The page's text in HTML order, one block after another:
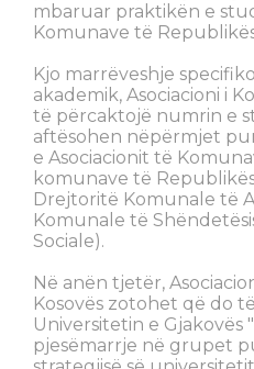
mbaruar praktikën e
Komunave të
Kjo marrëveshje
akademik, Asociacioni i
të përcaktojë numrin e
aftësohen nëpërmjet
e Asociacionit të
komunave të
Drejtoritë Komunale të
Komunale të
Sociale).
Në anën tjetër,
Kosovës zotohet që do
Universitetin e Gjakovës
pjesëmarrje në grupet